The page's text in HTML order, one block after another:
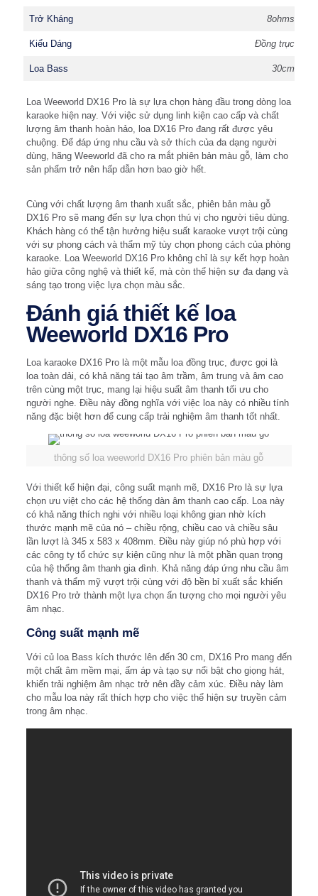
Trở Kháng 8ohms
Kiểu Dáng Đồng trục
Loa Bass 30cm
Loa Weeworld DX16 Pro là sự lựa chọn hàng đầu trong dòng loa
karaoke hiện nay. Với việc sử dụng linh kiện cao cấp và chất
lượng âm thanh hoàn hảo, loa DX16 Pro đang rất được yêu
chuộng. Để đáp ứng nhu cầu và sở thích của đa dạng người
dùng, hãng Weeworld đã cho ra mắt phiên bản màu gỗ, làm cho
sản phẩm trở nên hấp dẫn hơn bao giờ hết.
Cùng với chất lượng âm thanh xuất sắc, phiên bản màu gỗ
DX16 Pro sẽ mang đến sự lựa chọn thú vị cho người tiêu dùng.
Khách hàng có thể tận hưởng hiệu suất karaoke vượt trội cùng
với sự phong cách và thẩm mỹ tùy chọn phong cách của phòng
karaoke. Loa Weeworld DX16 Pro không chỉ là sự kết hợp hoàn
hảo giữa công nghệ và thiết kế, mà còn thể hiện sự đa dạng và
sáng tạo trong việc lựa chọn màu sắc.
Đánh giá thiết kế loa
Weeworld DX16 Pro
Loa karaoke DX16 Pro là một mẫu loa đồng trục, được gọi là
loa toàn dải, có khả năng tái tạo âm trầm, âm trung và âm cao
trên cùng một trục, mang lại hiệu suất âm thanh tối ưu cho
người nghe. Điều này đồng nghĩa với việc loa này có nhiều tính
năng đặc biệt hơn để cung cấp trải nghiệm âm thanh tốt nhất.
thông số loa weeworld DX16 Pro phiên bản màu gỗ
Với thiết kế hiện đại, công suất mạnh mẽ, DX16 Pro là sự lựa
chọn ưu việt cho các hệ thống dàn âm thanh cao cấp. Loa này
có khả năng thích nghi với nhiều loại không gian nhờ kích
thước mạnh mẽ của nó – chiều rộng, chiều cao và chiều sâu
lần lượt là 345 x 583 x 408mm. Điều này giúp nó phù hợp với
các công ty tổ chức sự kiện cũng như là một phần quan trọng
của hệ thống âm thanh gia đình. Khả năng đáp ứng nhu cầu âm
thanh và thẩm mỹ vượt trội cùng với độ bền bỉ xuất sắc khiến
DX16 Pro trở thành một lựa chọn ấn tượng cho mọi người yêu
âm nhạc.
Công suất mạnh mẽ
Với củ loa Bass kích thước lên đến 30 cm, DX16 Pro mang đến
một chất âm mềm mại, ấm áp và tạo sự nổi bật cho giọng hát,
khiến trải nghiệm âm nhạc trở nên đầy cảm xúc. Điều này làm
cho mẫu loa này rất thích hợp cho việc thể hiện sự truyền cảm
trong âm nhạc.